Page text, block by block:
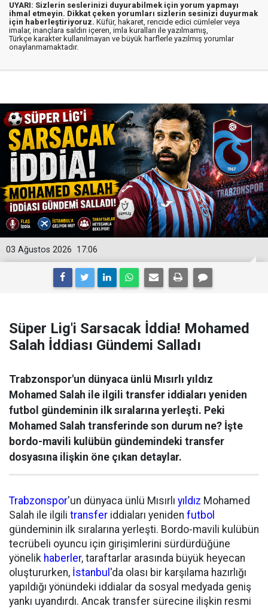
UYARI: Sizlerin seslerinizi duyurabilmek için yorum yapmayı
ihmal etmeyin. Dikkat çeken yorumları sizlerin sesinizi duyurmak
için haberleştiriyoruz. Küfür, hakaret, rencide edici cümleler veya
imalar, inançlara saldırı içeren, imla kuralları ile yazılmamış,
Türkçe karakter kullanılmayan ve büyük harflerle yazılmış yorumlar
onaylanmamaktadır.
17:06
03 Ağustos 2026
Süper Lig'i Sarsacak İddia! Mohamed
Salah İddiası Gündemi Salladı
Trabzonspor'un dünyaca ünlü Mısırlı yıldız
Mohamed Salah ile ilgili transfer iddiaları yeniden
futbol gündeminin ilk sıralarına yerleşti. Peki
Mohamed Salah transferinde son durum ne? İşte
bordo-mavili kulübün gündemindeki transfer
dosyasına ilişkin öne çıkan detaylar.
Trabzonspor'un dünyaca ünlü Mısırlı yıldız Mohamed
Salah ile ilgili transfer iddiaları yeniden futbol
gündeminin ilk sıralarına yerleşti. Bordo-mavili kulübün
tecrübeli oyuncu için girişimlerini sürdürdüğüne
yönelik haberler, taraftarlar arasında büyük heyecan
oluştururken, İstanbul 'da olası bir karşılama hazırlığı
yapıldığı yönündeki iddialar da sosyal medyada geniş
yankı uyandırdı. Ancak transfer sürecine ilişkin resmi